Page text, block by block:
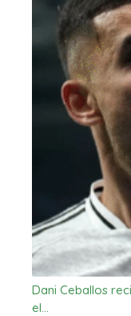
Dani Ceballos
el…